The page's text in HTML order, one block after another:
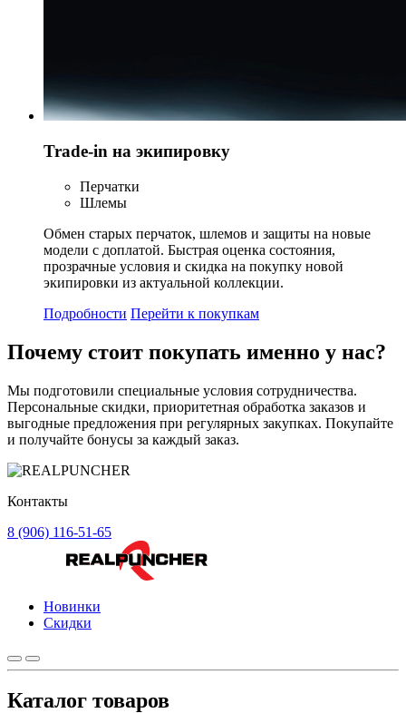
Trade-in на экипировку
Перчатки
Шлемы
Обмен старых перчаток, шлемов и защиты на новые
модели с доплатой. Быстрая оценка состояния,
прозрачные условия и скидка на покупку новой
экипировки из актуальной коллекции.
Подробности Перейти к покупкам
Почему стоит покупать именно у нас?
Мы подготовили специальные условия сотрудничества.
Персональные скидки, приоритетная обработка заказов и
выгодные предложения при регулярных закупках. Покупайте
и получайте бонусы за каждый заказ.
Контакты
8 (906) 116-51-65
Новинки
Скидки
Каталог товаров